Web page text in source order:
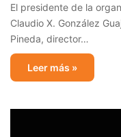
El presidente de la
Claudio X. González
Pineda, director…
Leer más »